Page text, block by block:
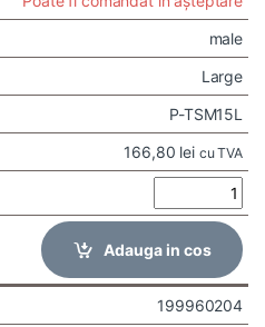
male
Large
P-TSM15L
166,80 lei cu TVA
Adauga in cos
199960204